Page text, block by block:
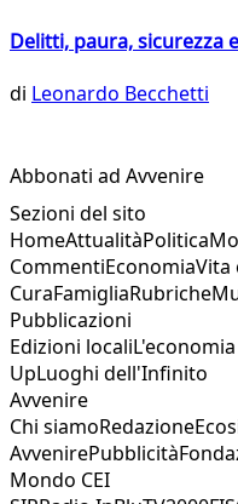
Delitti, paura, sicurezza
di Leonardo Becchetti
Abbonati ad Avvenire
Sezioni del sito
HomeAttualitàPolitica
CommentiEconomiaVita
CuraFamigliaRubriche
Pubblicazioni
Edizioni locali
UpLuoghi dell'Infinito
Avvenire
Chi siamoRedazione
AvvenirePubblicità
Mondo CEI